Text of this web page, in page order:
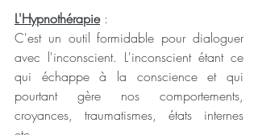
L'Hypnothérapie :
C'est un outil formidable pour dialoguer
avec l'inconscient. L'inconscient étant ce
qui échappe à la conscience et qui
pourtant gère nos comportements,
croyances, traumatismes, états internes